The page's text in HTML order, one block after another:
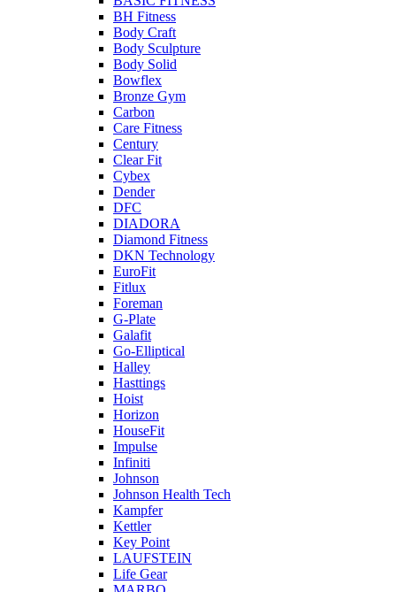
BH Fitness
Body Craft
Body Sculpture
Body Solid
Bowflex
Bronze Gym
Carbon
Care Fitness
Century
Clear Fit
Cybex
Dender
DFC
DIADORA
Diamond Fitness
DKN Technology
EuroFit
Fitlux
Foreman
G-Plate
Galafit
Go-Elliptical
Halley
Hasttings
Hoist
Horizon
HouseFit
Impulse
Infiniti
Johnson
Johnson Health Tech
Kampfer
Kettler
Key Point
LAUFSTEIN
Life Gear